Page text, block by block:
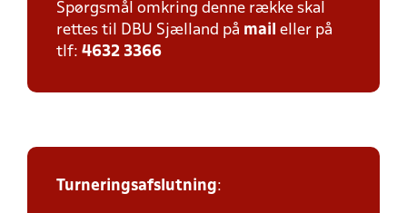
Spørgsmål omkring denne række skal
rettes til DBU Sjælland på mail eller på
tlf: 4632 3366
Turneringsafslutning: